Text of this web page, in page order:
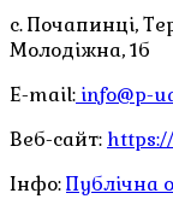
с. Почапинці,
Молодіжна, 1б
E-mail: info@p-
Веб-сайт:
Інфо:Публічна